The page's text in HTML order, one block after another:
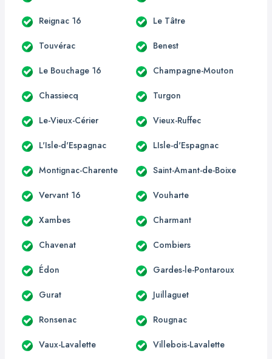
Reignac 16 Le Tâtre
Touvérac Benest
Le Bouchage 16 Champagne-Mouton
Chassiecq Turgon
Le-Vieux-Cérier Vieux-Ruffec
L'Isle-d'Espagnac LIsle-d'Espagnac
Montignac-Charente Saint-Amant-de-Boixe
Vervant 16 Vouharte
Xambes Charmant
Chavenat Combiers
Édon Gardes-le-Pontaroux
Gurat Juillaguet
Ronsenac Rougnac
Vaux-Lavalette Villebois-Lavalette